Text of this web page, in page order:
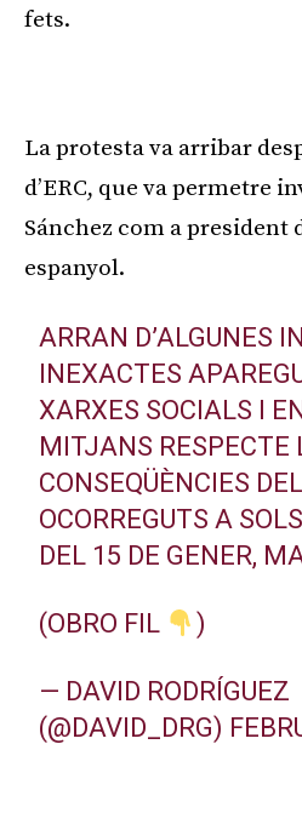
fets.
La protesta va arribar
d’ERC, que va permetre
Sánchez com a president
espanyol.
ARRAN D’ALGUNES
INEXACTES
XARXES SOCIALS I
MITJANS RESPECTE
CONSEQÜÈNCIES
OCORREGUTS A
DEL 15 DE GENER,
(OBRO FIL )
— DAVID RODRÍGUEZ
(@DAVID_DRG)